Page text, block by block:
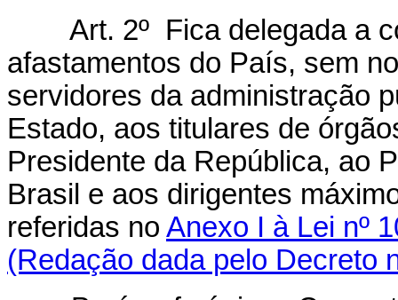
Art. 2º Fica delegada a
afastamentos do País, sem
servidores da administração
Estado, aos titulares de
Presidente da República, ao
Brasil e aos dirigentes
referidas no Anexo I à Lei nº
(Redação dada pelo Decreto